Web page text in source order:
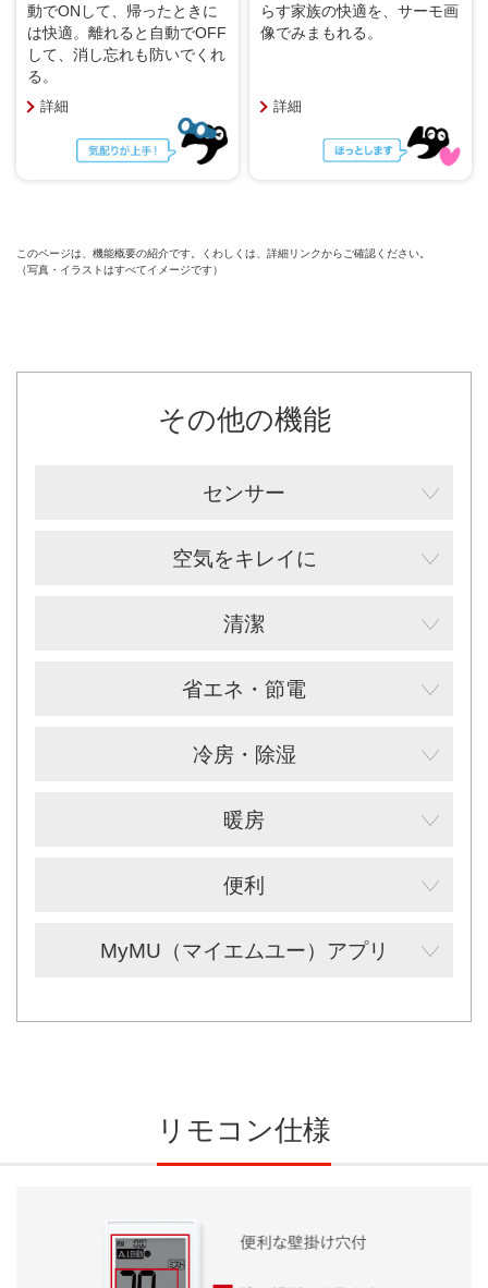
動でONして、帰ったときに
は快適。離れると自動でOFF
して、消し忘れも防いでくれ
る。
詳細
らす家族の快適を、サーモ画
像でみまもれる。
詳細
このページは、機能概要の紹介です。くわしくは、詳細リンクからご確認ください。
（写真・イラストはすべてイメージです）
その他の機能
センサー
空気をキレイに
清潔
省エネ・節電
冷房・除湿
暖房
便利
MyMU（マイエムユー）アプリ
リモコン仕様